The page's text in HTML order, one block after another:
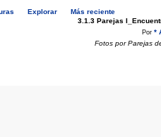
Explorar Más reciente
3.1.3 Parejas
Por *
Fotos por Parejas